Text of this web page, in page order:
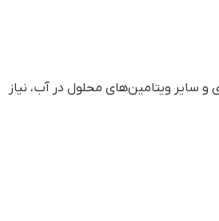
سایر ویتامین‌های محلول در آب، نیاز